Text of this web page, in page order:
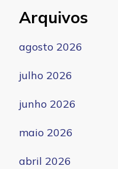
Arquivos
agosto 2026
julho 2026
junho 2026
maio 2026
abril 2026